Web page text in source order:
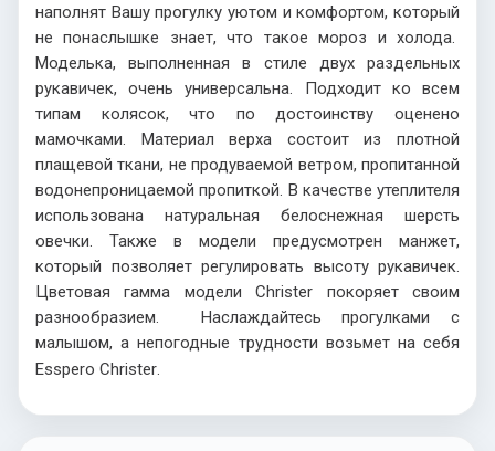
наполнят Вашу прогулку уютом и комфортом, который
не понаслышке знает, что такое мороз и холода.
Моделька, выполненная в стиле двух раздельных
рукавичек, очень универсальна. Подходит ко всем
типам колясок, что по достоинству оценено
мамочками. Материал верха состоит из плотной
плащевой ткани, не продуваемой ветром, пропитанной
водонепроницаемой пропиткой. В качестве утеплителя
использована натуральная белоснежная шерсть
овечки. Также в модели предусмотрен манжет,
который позволяет регулировать высоту рукавичек.
Цветовая гамма моделиChrister покоряет своим
разнообразием. Наслаждайтесь прогулками с
малышом, а непогодные трудности возьмет на себя
Esspero Christer.